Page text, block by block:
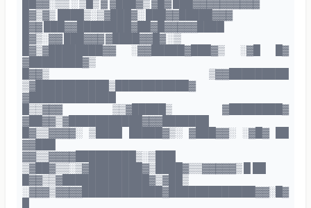
██▓▓░▒▒ ░ ▒█▒ ▓ ▓███▓▒ ▓█▓ ███▓▓▓▓▓▓▓▓▓▓
█▓▒▓▒ ████▒░▒▓███▓░ ███▓▓█████▓▓▓
█▓▓ ███▓▓████████▓██▓█▓▓▓▓▓████
█▓▒░▓▓ ███▓▓▓ ▓████▓▓█▓ ░▒
█▓▒▓████████▓▓ ░▓▓█████▓███▓▒ ░▓█ █▓
▓████████▓▒
█▓▓▒ ▒▓▓█████████
▒▓███████████▒███████████▓
▓█████████████
█▒▒▓▓▓ ▒▒▓█████▒ ▓████████▓
▓██▓▓▒▓███████████▓▓▓███████
█▓▒▒▓▓▓▓░ ▒████ █████▓▒░ ▓███▓▓░ ░▓█▓ ██
▓▓███
▓▓▒▒▓▓▓▓█████████▒░▒███
▒▓██▓▒▒░▒▓████████▓▒████▓▒▒▓▓▓▓▓▒ █ ██
█▓▓▒▒▓█████████████▓▒▓██▒
░▓▓▓▒▓▓▓▓████████████▓█████████████▓▓░█▓